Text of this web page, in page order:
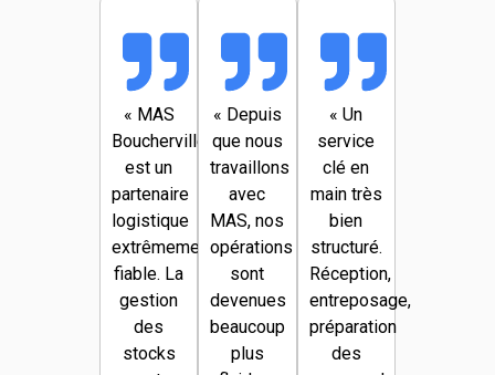
« MAS
Boucherville
est un
partenaire
logistique
extrêmement
fiable. La
gestion
des
stocks
« Depuis
que nous
travaillons
avec
MAS, nos
opérations
sont
devenues
beaucoup
plus
«Un
service
clé en
main très
bien
structuré.
Réception,
entreposage,
préparation
des